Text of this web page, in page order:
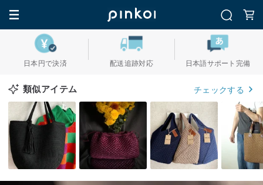
日本円で決済 配送追跡対応 日本語サポート完備
類似アイテム チェックする